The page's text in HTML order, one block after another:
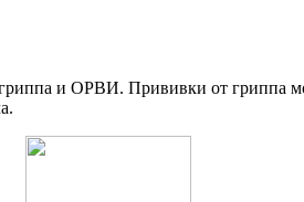
гриппа и ОРВИ. Прививки от